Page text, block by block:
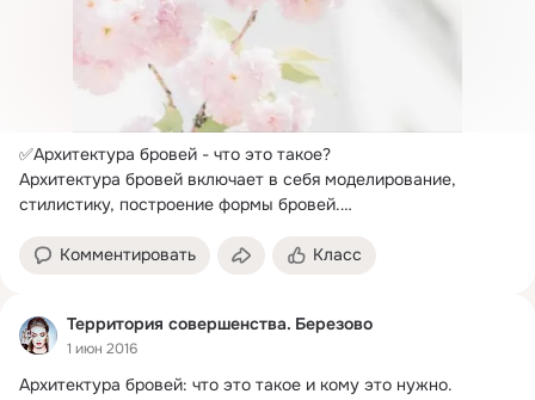
✅Архитектура бровей - что это такое?
Архитектура бровей включает в себя моделирование,
стилистику, построение формы бровей.
Комментировать
Класс
Территория совершенства. Березово
1 июн 2016
Архитектура бровей: что это такое и кому это нужно.